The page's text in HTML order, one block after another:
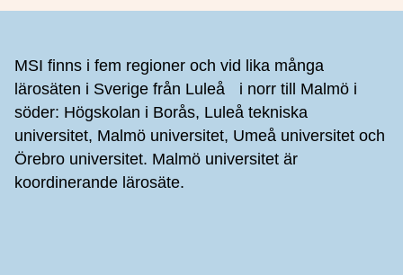
MSI finns i fem regioner och vid lika många
lärosäten i Sverige från Luleå i norr till Malmö i
söder: Högskolan i Borås, Luleå tekniska
universitet, Malmö universitet, Umeå universitet och
Örebro universitet. Malmö universitet är
koordinerande lärosäte.